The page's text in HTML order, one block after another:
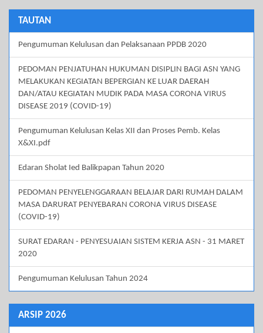
TAUTAN
Pengumuman Kelulusan dan Pelaksanaan PPDB 2020
PEDOMAN PENJATUHAN HUKUMAN DISIPLIN BAGI ASN YANG
MELAKUKAN KEGIATAN BEPERGIAN KE LUAR DAERAH
DAN/ATAU KEGIATAN MUDIK PADA MASA CORONA VIRUS
DISEASE 2019 (COVID-19)
Pengumuman Kelulusan Kelas XII dan Proses Pemb. Kelas
X&XI.pdf
Edaran Sholat Ied Balikpapan Tahun 2020
PEDOMAN PENYELENGGARAAN BELAJAR DARI RUMAH DALAM
MASA DARURAT PENYEBARAN CORONA VIRUS DISEASE
(COVID-19)
SURAT EDARAN - PENYESUAIAN SISTEM KERJA ASN - 31 MARET
2020
Pengumuman Kelulusan Tahun 2024
ARSIP 2026